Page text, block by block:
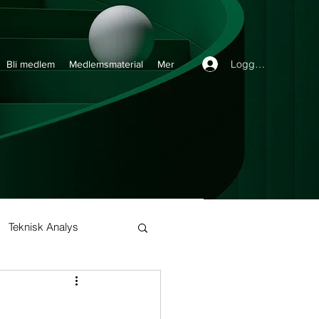
Teknisk Analys
Buy and Hold
Bli medlem Medlemsmaterial Mer Logga in